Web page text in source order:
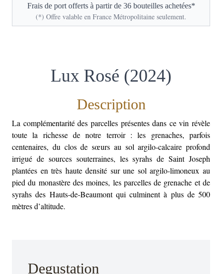
Frais de port offerts à partir de 36 bouteilles achetées*
(*) Offre valable en France Métropolitaine seulement.
Lux Rosé (2024)
Description
La complémentarité des parcelles présentes dans ce vin révèle
toute la richesse de notre terroir : les grenaches, parfois
centenaires, du clos de sœurs au sol argilo-calcaire profond
irrigué de sources souterraines, les syrahs de Saint Joseph
plantées en très haute densité sur une sol argilo-limoneux au
pied du monastère des moines, les parcelles de grenache et de
syrahs des Hauts-de-Beaumont qui culminent à plus de 500
mètres d’altitude.
Degustation